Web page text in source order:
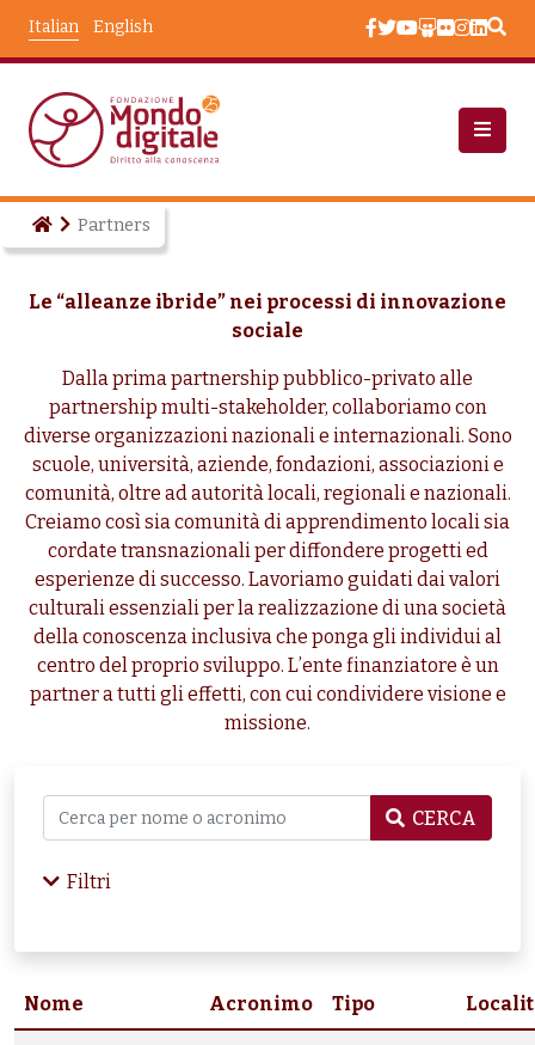
English
Italian
Partners
Le “alleanze ibride” nei processi di innovazione
sociale
Dalla prima partnership pubblico-privato alle
partnership multi-stakeholder, collaboriamo con
diverse organizzazioni nazionali e internazionali. Sono
scuole, università, aziende, fondazioni, associazioni e
comunità, oltre ad autorità locali, regionali e nazionali.
Creiamo così sia comunità di apprendimento locali sia
cordate transnazionali per diffondere progetti ed
esperienze di successo. Lavoriamo guidati dai valori
culturali essenziali per la realizzazione di una società
della conoscenza inclusiva che ponga gli individui al
centro del proprio sviluppo. L’ente finanziatore è un
partner a tutti gli effetti, con cui condividere visione e
missione.
CERCA
Filtri
Nome Acronimo Tipo